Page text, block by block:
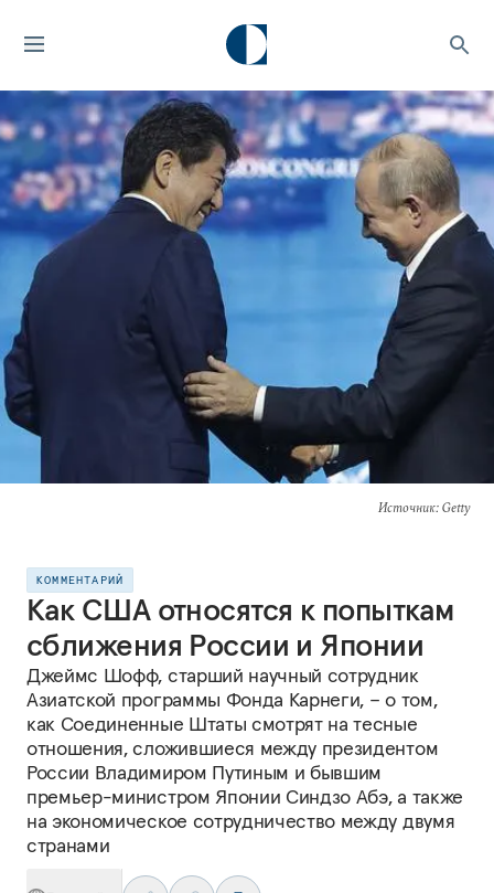
Источник: Getty
КОММЕНТАРИЙ
Как США относятся к попыткам
сближения России и Японии
Джеймс Шофф, старший научный сотрудник
Азиатской программы Фонда Карнеги, – о том,
как Соединенные Штаты смотрят на тесные
отношения, сложившиеся между президентом
России Владимиром Путиным и бывшим
премьер-министром Японии Синдзо Абэ, а также
на экономическое сотрудничество между двумя
странами